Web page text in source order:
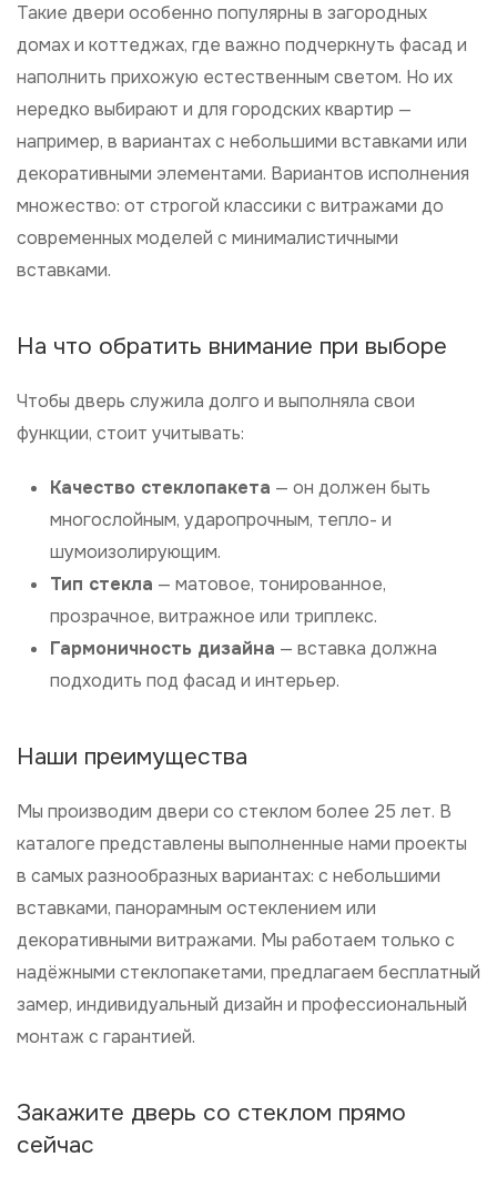
Такие двери особенно популярны в загородных
домах и коттеджах, где важно подчеркнуть фасад и
наполнить прихожую естественным светом. Но их
нередко выбирают и для городских квартир —
например, в вариантах с небольшими вставками или
декоративными элементами. Вариантов исполнения
множество: от строгой классики с витражами до
современных моделей с минималистичными
вставками.
На что обратить внимание при выборе
Чтобы дверь служила долго и выполняла свои
функции, стоит учитывать:
Качество стеклопакета — он должен быть
многослойным, ударопрочным, тепло- и
шумоизолирующим.
Тип стекла — матовое, тонированное,
прозрачное, витражное или триплекс.
Гармоничность дизайна — вставка должна
подходить под фасад и интерьер.
Наши преимущества
Мы производим двери со стеклом более 25 лет. В
каталоге представлены выполненные нами проекты
в самых разнообразных вариантах: с небольшими
вставками, панорамным остеклением или
декоративными витражами. Мы работаем только с
надёжными стеклопакетами, предлагаем бесплатный
замер, индивидуальный дизайн и профессиональный
монтаж с гарантией.
Закажите дверь со стеклом прямо
сейчас